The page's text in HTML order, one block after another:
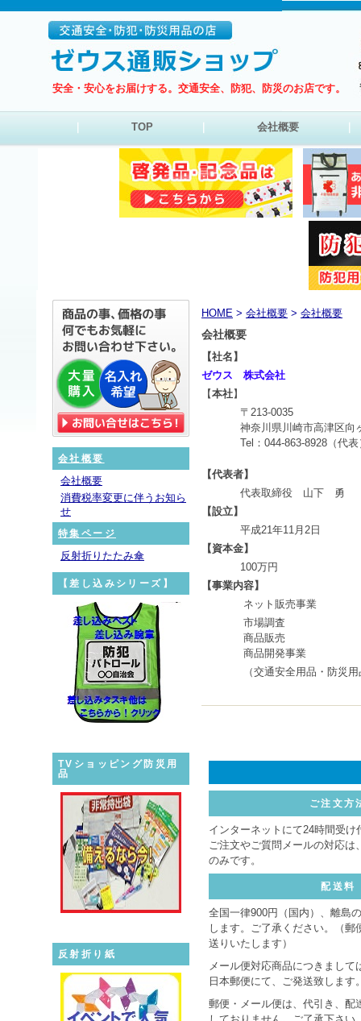
安全・安心をお届けする。交通安全、防犯、防災のお店です。
TOP 会社概要
会社概要
会社概要
消費税率変更に伴うお知ら
せ
特集ページ
反射折りたたみ傘
【差し込みシリーズ】
TVショッピング防災用
品
反射折り紙
HOME > 会社概要 > 会社概要
会社概要
【社名】
ゼウス 株式会社
【本社】
〒 213-0035
神奈川県川崎市高津区向
Tel ： 044-863-8928 （代
【代表者】
代表取締役 山下 勇
【設立】
平成21年11月 2 日
【資本金】
100万円
【事業内容】
ネット販売事業
市場調査
商品販売
商品開発事業
（交通安全用品・防災用品
ご注文方
インターネットにて24時間受け
ご注文やご質問メールの対応は
のみです。
配送料
全国一律900円（国内）、離島
します。ご了承ください。（郵
送りいたします）
メール便対応商品につきまして
日本郵便にて、ご発送致します
郵便・メール便は、代引き、配